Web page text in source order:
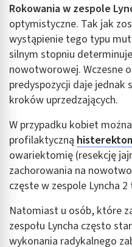
Rokowania w zespole
optymistyczne. Tak jak
wystąpienie tego typu
silnym stopniu
nowotworowej. Wczesne
predyspozycji daje jednak
kroków uprzedzających.
W przypadku kobiet
profilaktyczną
owariektomię (resekcję
zachorowania na
częste w zespole Lyncha 2
Natomiast u osób, które
zespołu Lyncha często
wykonania radykalnego